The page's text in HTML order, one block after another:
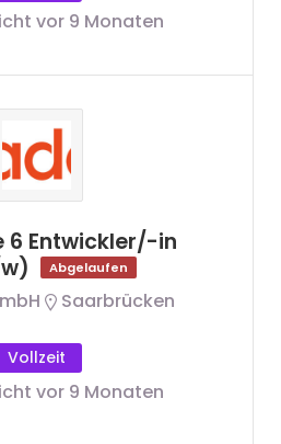
vor 9 Monaten
6 Entwickler/-in
Abgelaufen
Saarbrücken
Vollzeit
vor 9 Monaten